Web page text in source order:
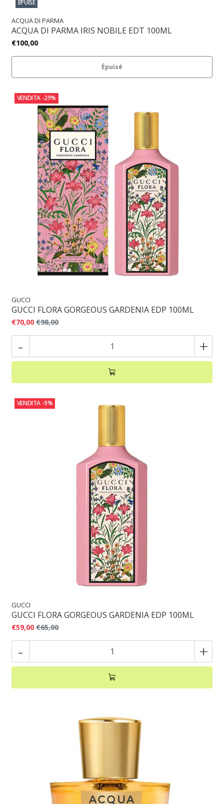
ÉPUISÉ
ACQUA DI PARMA
ACQUA DI PARMA IRIS NOBILE EDT 100ML
€100,00
Épuisé
VENDITA -29%
GUCCI
GUCCI FLORA GORGEOUS GARDENIA EDP 100ML
€70,00 €98,00
- +
VENDITA -9%
GUCCI
GUCCI FLORA GORGEOUS GARDENIA EDP 100ML
€59,00 €65,00
- +